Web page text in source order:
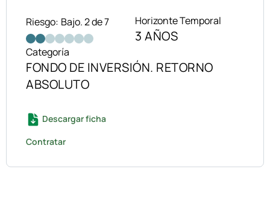
Riesgo: Bajo. 2 de 7 Horizonte Temporal
3 AÑOS
Categoría
FONDO DE INVERSIÓN. RETORNO
ABSOLUTO
Descargar ficha
Contratar